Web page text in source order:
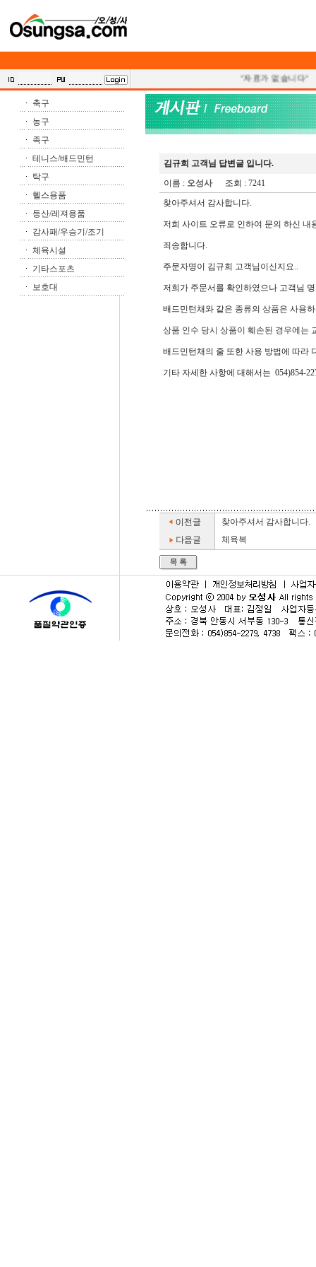
"자료가 없습니다"
축구
농구
족구
테니스/배드민턴
탁구
헬스용품
등산/레져용품
감사패/우승기/조기
체육시설
기타스포츠
보호대
김규희 고객님 답변글 입니다.
이름 : 오성사조회 : 7241
찾아주셔서 감사합니다.
저희 사이트 오류로 인하여 문의 하신 내
죄송합니다.
주문자명이 김규희 고객님이신지요..
저희가 주문서를 확인하였으나 고객님
배드민턴채와 같은 종류의 상품은 사용
상품 인수 당시 상품이 훼손된 경우에는
배드민턴채의 줄 또한 사용 방법에 따라
기타 자세한 사항에 대해서는 054)854-
찾아주셔서 감사합니다.
체육복